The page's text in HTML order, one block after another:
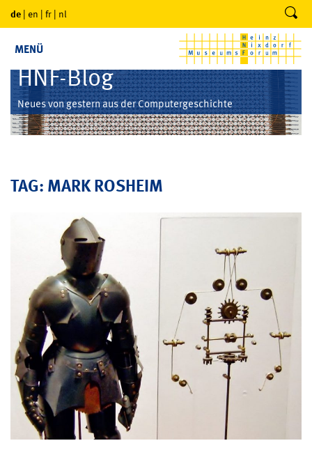
de | en | fr | nl
MENÜ
HNF-Blog
Neues von gestern aus der Computergeschichte
TAG: MARK ROSHEIM